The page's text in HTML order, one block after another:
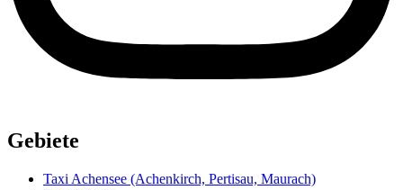
Gebiete
Taxi Achensee (Achenkirch, Pertisau, Maurach)